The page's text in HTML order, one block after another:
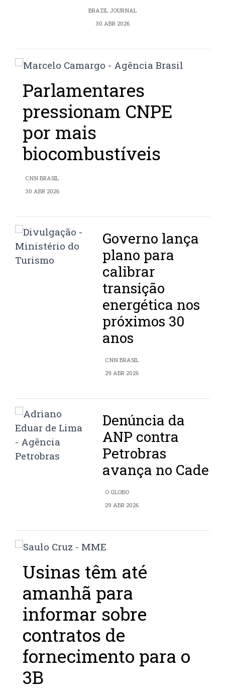
BRAZIL JOURNAL
30 ABR 2026
Parlamentares
pressionam CNPE
por mais
biocombustíveis
CNN BRASIL
30 ABR 2026
Governo lança
plano para
calibrar
transição
energética nos
próximos 30
anos
CNN BRASIL
29 ABR 2026
Denúncia da
ANP contra
Petrobras
avança no Cade
O GLOBO
29 ABR 2026
Usinas têm até
amanhã para
informar sobre
contratos de
fornecimento para o
3B